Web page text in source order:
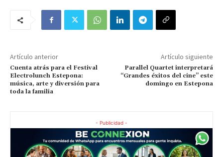
Artículo anterior
Cuenta atrás para el Festival
Electrolunch Estepona:
música, arte y diversión para
toda la familia
Artículo siguiente
Parallel Quartet interpretará
“Grandes éxitos del cine” este
domingo en Estepona
- Publicidad -